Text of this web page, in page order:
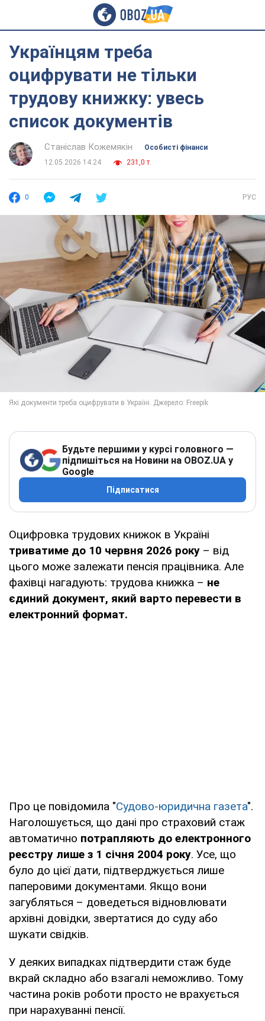
Українцям треба
оцифрувати не тільки
трудову книжку: увесь
список документів
Станіслав Кожемякін
Особисті фінанси
12.05.2026 14:24
231,0 т.
0 РУС
Будьте першими у курсі головного —
підпишіться на Новини на OBOZ.UA у
Google
Підписатися
Оцифровка трудових книжок в Україні
триватиме до 10 червня 2026 року – від
цього може залежати пенсія працівника. Але
фахівці нагадують: трудова книжка – не
єдиний документ, який варто перевести в
електронний формат.
Про це повідомила "Судово-юридична газета".
Наголошується, що дані про страховий стаж
автоматично потрапляють до електронного
реєстру лише з 1 січня 2004 року. Усе, що
було до цієї дати, підтверджується лише
паперовими документами. Якщо вони
загубляться – доведеться відновлювати
архівні довідки, звертатися до суду або
шукати свідків.
У деяких випадках підтвердити стаж буде
вкрай складно або взагалі неможливо. Тому
частина років роботи просто не врахується
при нарахуванні пенсії.